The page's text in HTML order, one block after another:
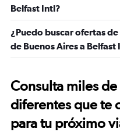
Belfast Intl?
¿Puedo buscar ofertas
de Buenos Aires a Belfast
Consulta miles
diferentes que te
para tu próximo